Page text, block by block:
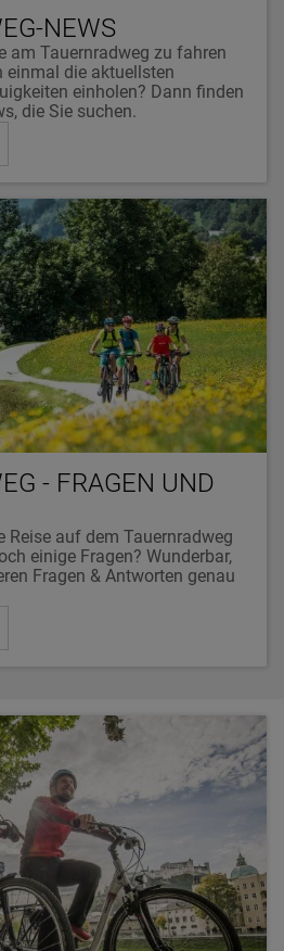
NEWS
am Tauernradweg zu fahren
einmal die aktuellsten
einholen? Dann finden
die Sie suchen.
- FRAGEN UND
Reise auf dem Tauernradweg
einige Fragen? Wunderbar,
Fragen & Antworten genau